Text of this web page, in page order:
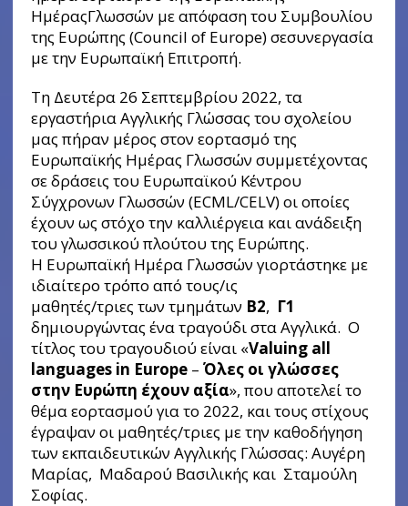
ΗμέραςΓλωσσών με απόφαση του Συμβουλίου
της Ευρώπης (Council of Europe) σεσυνεργασία
με την Ευρωπαϊκή Επιτροπή.
Τη Δευτέρα 26 Σεπτεμβρίου 2022, τα
εργαστήρια Αγγλικής Γλώσσας του σχολείου
μας πήραν μέρος στον εορτασμό της
Ευρωπαϊκής Ημέρας Γλωσσών συμμετέχοντας
σε δράσεις του Ευρωπαϊκού Κέντρου
Σύγχρονων Γλωσσών (ECML/CELV) οι οποίες
έχουν ως στόχο την καλλιέργεια και ανάδειξη
του γλωσσικού πλούτου της Ευρώπης.
Η Ευρωπαϊκή Ημέρα Γλωσσών γιορτάστηκε με
ιδιαίτερο τρόπο από τους/ις
μαθητές/τριες των τμημάτων Β2, Γ1
δημιουργώντας ένα τραγούδι στα Αγγλικά. Ο
τίτλος του τραγουδιού είναι «Valuing all
languages in Europe– Όλες οι γλώσσες
στην Ευρώπη έχουν αξία», που αποτελεί το
θέμα εορτασμού για το 2022, και τους στίχους
έγραψαν οι μαθητές/τριες με την καθοδήγηση
των εκπαιδευτικών Αγγλικής Γλώσσας: Αυγέρη
Μαρίας, Μαδαρού Βασιλικής και Σταμούλη
Σοφίας.